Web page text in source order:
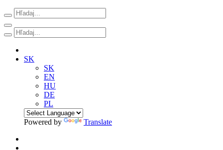
SK
SK
EN
HU
DE
PL
Powered by Translate